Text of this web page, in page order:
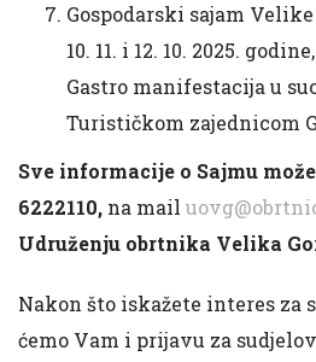
Gospodarski sajam
10. 11. i 12. 10. 2025.
Gastro manifestacija u
Turističkom zajednicom
Sve informacije o Sajmu
6222110, na mail
Udruženju obrtnika Velika
Nakon što iskažete interes za
ćemo Vam i prijavu za